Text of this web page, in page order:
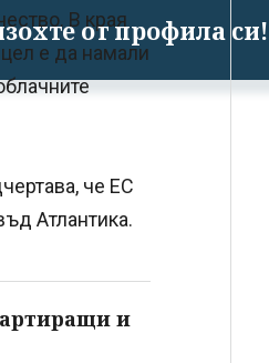
от профила си!
В края
е да намали
че ЕС
Атлантика.
и